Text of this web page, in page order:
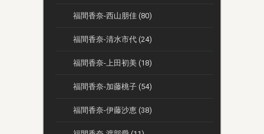
福間香奈-西山朋佳 (80)
福間香奈-清水市代 (24)
福間香奈-上田初美 (18)
福間香奈-加藤桃子 (54)
福間香奈-伊藤沙恵 (38)